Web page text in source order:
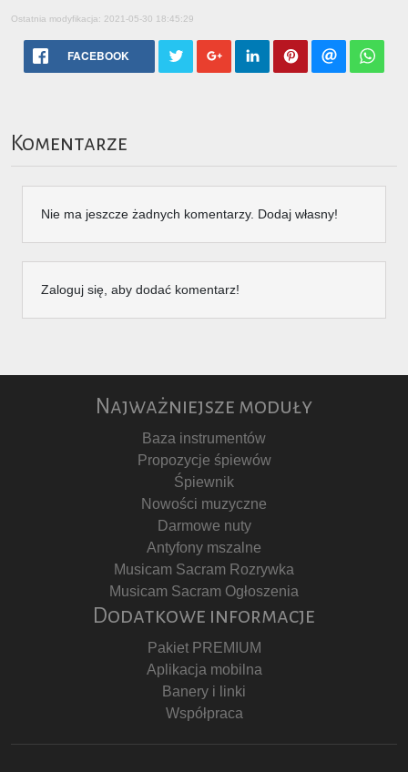
Ostatnia modyfikacja: 2021-05-30 18:45:29
FACEBOOK
Komentarze
Nie ma jeszcze żadnych komentarzy. Dodaj własny!
Zaloguj się, aby dodać komentarz!
Najważniejsze moduły
Baza instrumentów
Propozycje śpiewów
Śpiewnik
Nowości muzyczne
Darmowe nuty
Antyfony mszalne
Musicam Sacram Rozrywka
Musicam Sacram Ogłoszenia
Dodatkowe informacje
Pakiet PREMIUM
Aplikacja mobilna
Banery i linki
Współpraca